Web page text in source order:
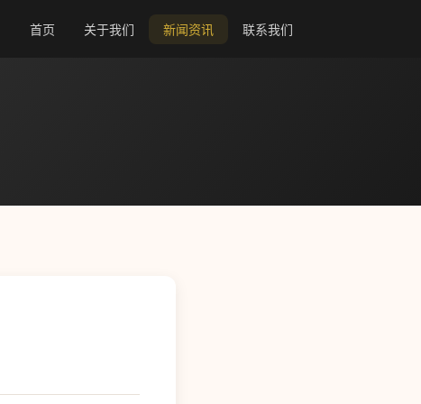
首页 关于我们 新闻资讯 联系我们